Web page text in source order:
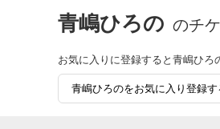
青嶋ひろの のチ
お気に入りに登録すると青嶋ひろ
青嶋ひろのをお気に入り登録す